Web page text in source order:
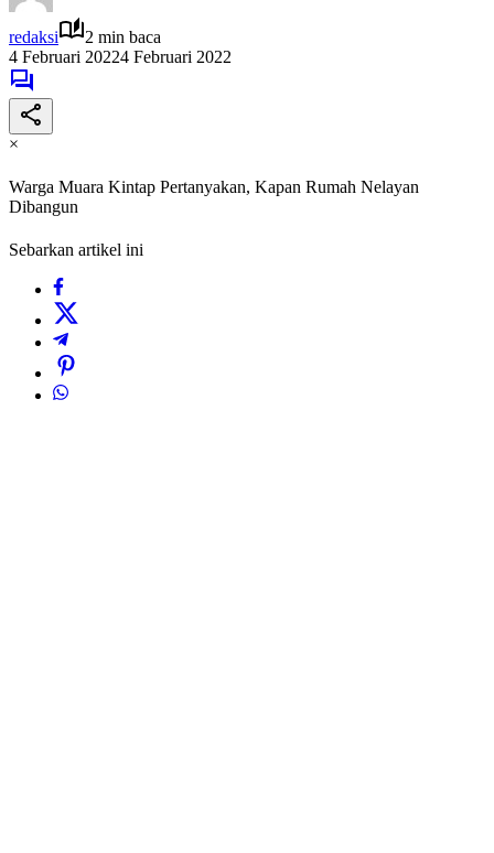
redaksi
2 min baca
4 Februari 20224 Februari 2022
×
Warga Muara Kintap Pertanyakan, Kapan Rumah Nelayan
Dibangun
Sebarkan artikel ini